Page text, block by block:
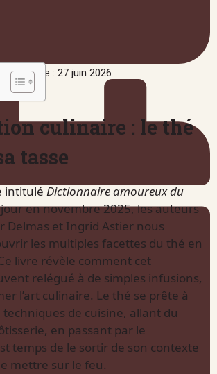
Publié le : 27 juin 2026
culinaire : le thé
tasse
intitulé Dictionnaire amoureux du
en novembre 2025, les auteurs
Delmas et Ingrid Astier nous
les multiples facettes du thé en
livre révèle comment cet
relégué à de simples infusions,
l’art culinaire. Le thé se prête à
de cuisine, allant du
en passant par le
temps de le sortir de son contexte
mettre sur le feu.